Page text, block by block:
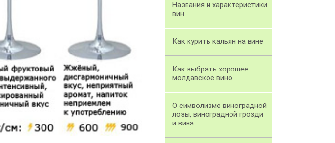
Названия и характеристики
вин
Как курить кальян на вине
Как выбрать хорошее
молдавское вино
О символизме виноградной
лозы, виноградной грозди
и вина